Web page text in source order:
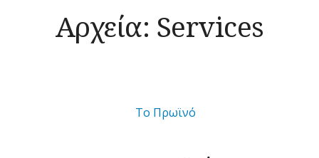
Αρχεία: Services